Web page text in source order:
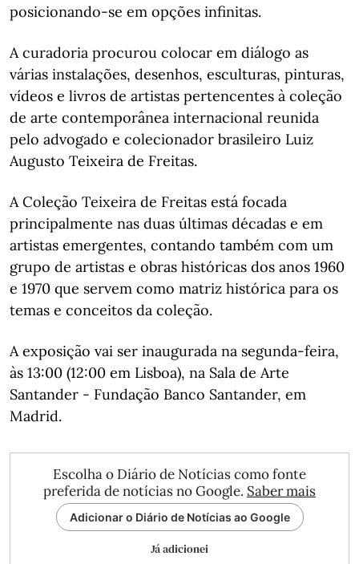
posicionando-se em opções infinitas.
A curadoria procurou colocar em diálogo as
várias instalações, desenhos, esculturas, pinturas,
vídeos e livros de artistas pertencentes à coleção
de arte contemporânea internacional reunida
pelo advogado e colecionador brasileiro Luiz
Augusto Teixeira de Freitas.
A Coleção Teixeira de Freitas está focada
principalmente nas duas últimas décadas e em
artistas emergentes, contando também com um
grupo de artistas e obras históricas dos anos 1960
e 1970 que servem como matriz histórica para os
temas e conceitos da coleção.
A exposição vai ser inaugurada na segunda-feira,
às 13:00 (12:00 em Lisboa), na Sala de Arte
Santander - Fundação Banco Santander, em
Madrid.
Escolha o Diário de Notícias como fonte
preferida de notícias no Google. Saber mais
Adicionar o Diário de Notícias ao Google
Já adicionei